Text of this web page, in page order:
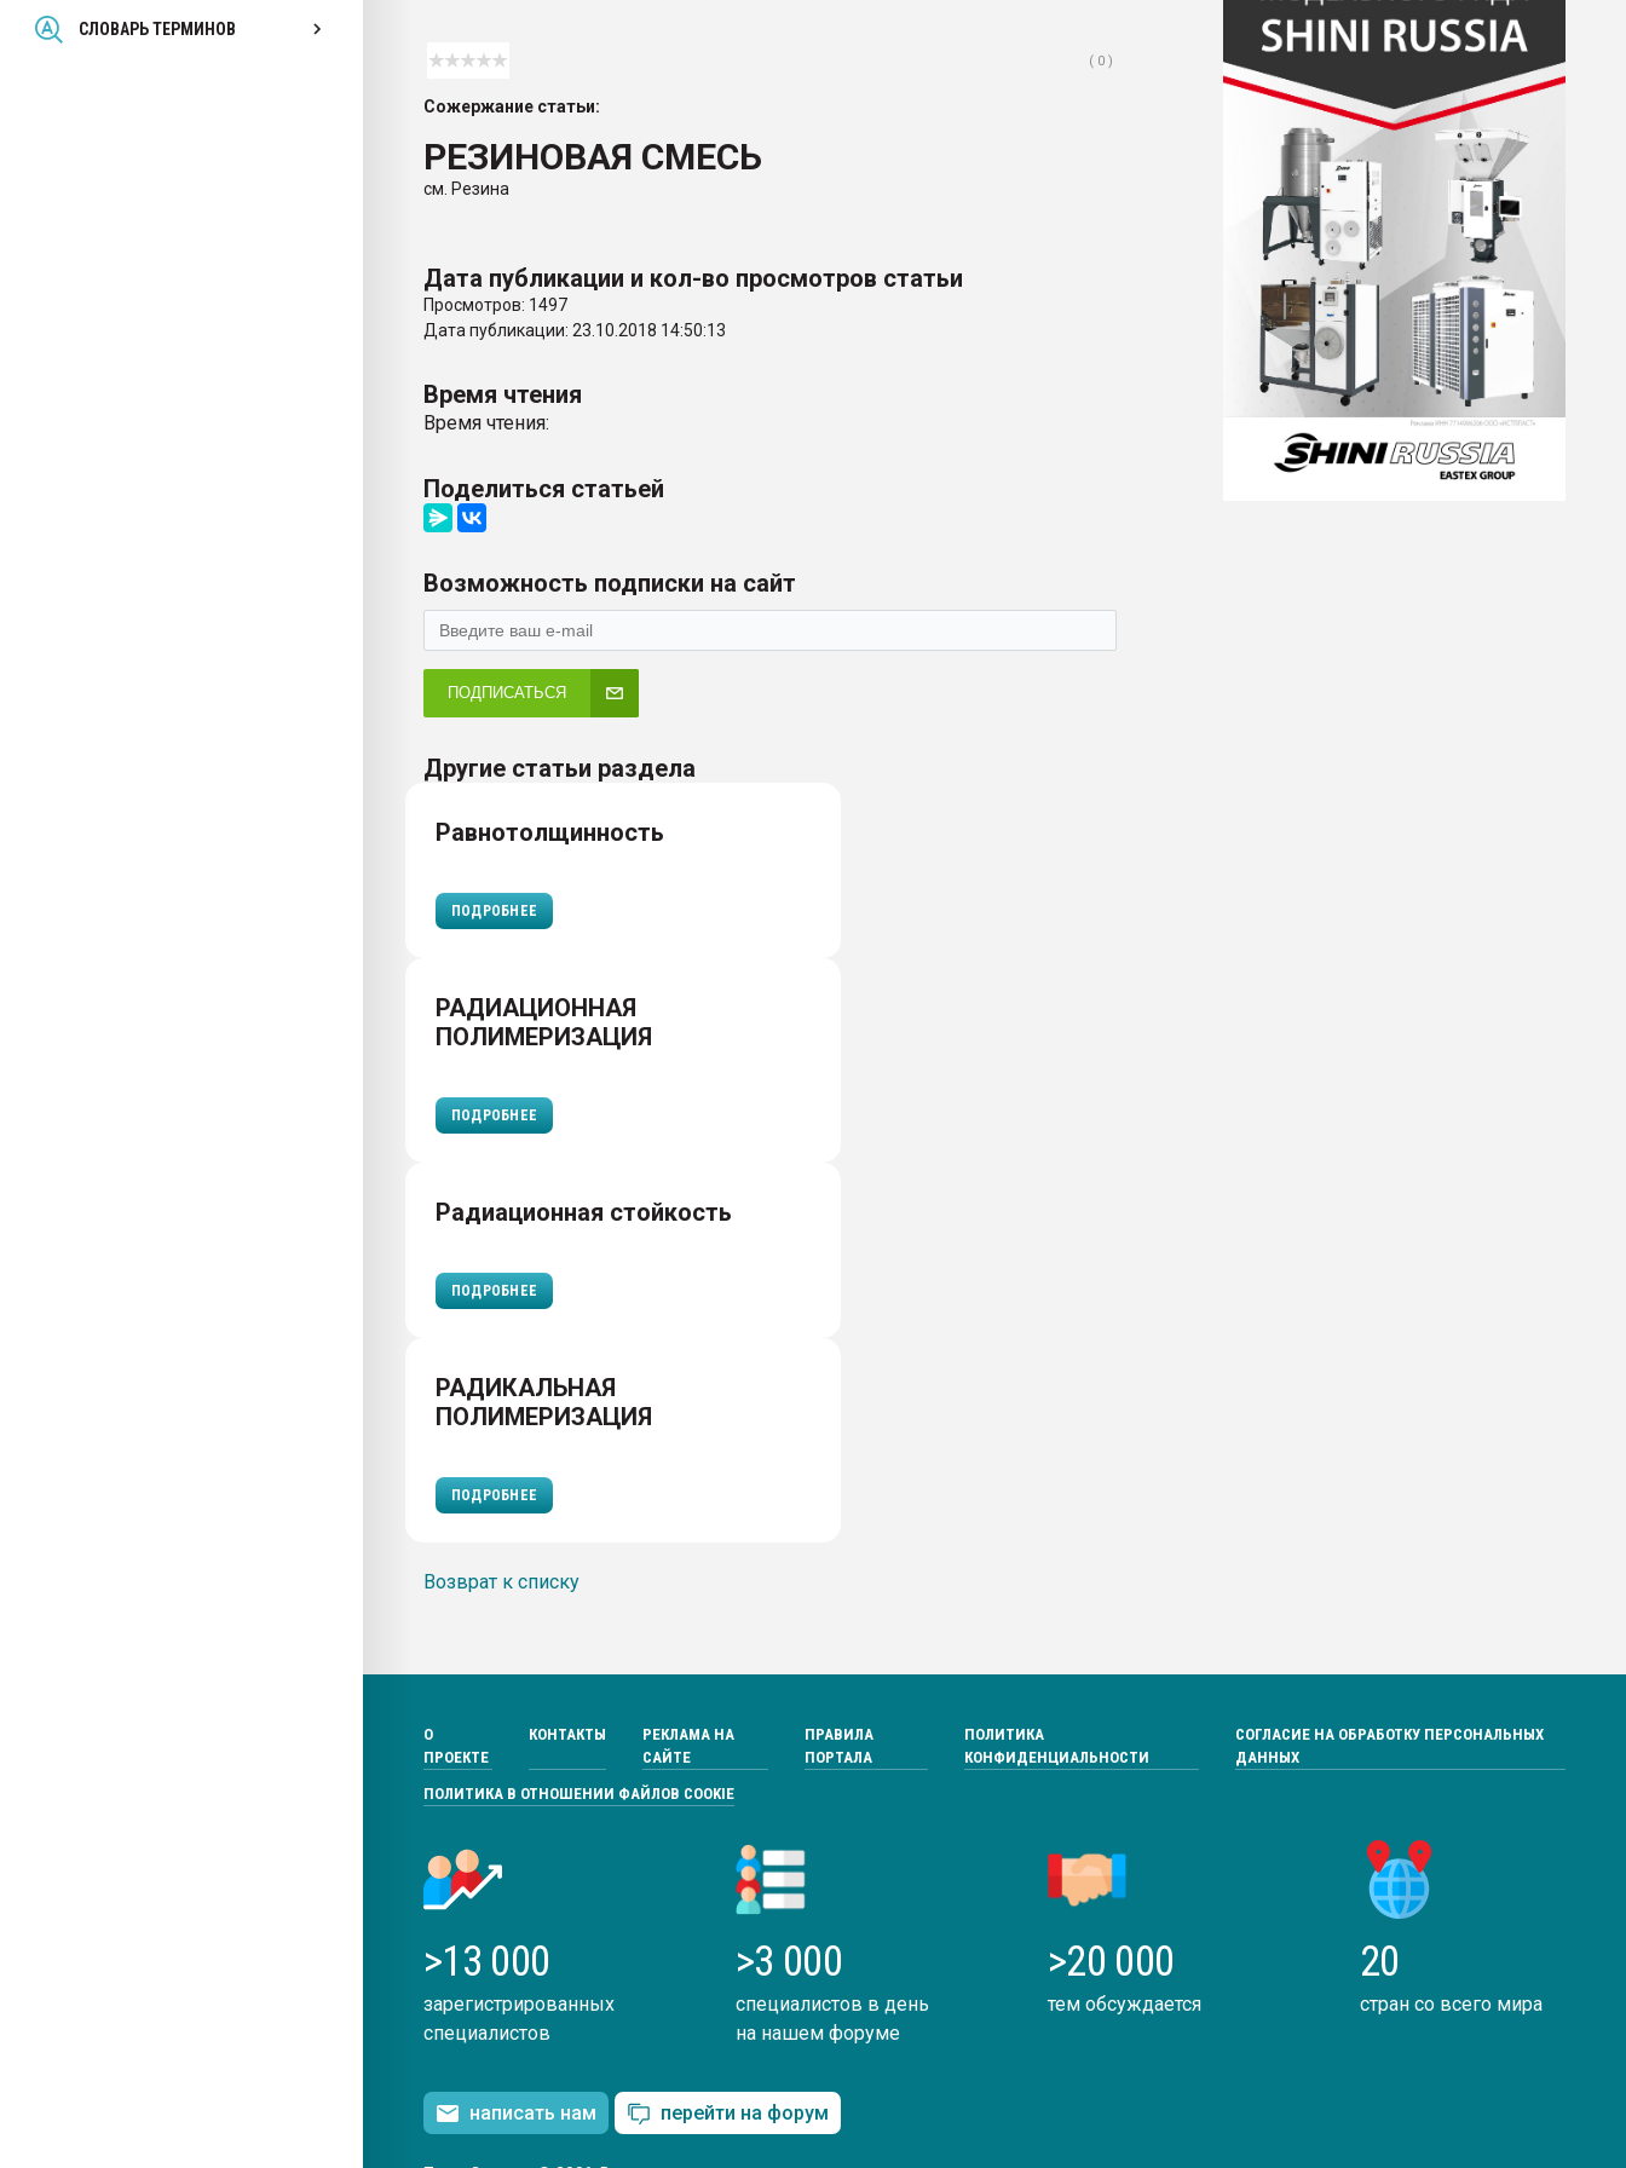
СЛОВАРЬ ТЕРМИНОВ
ПЕРЕЙТИ НА ФОРУМ
( 0 )
Сожержание статьи:
РЕЗИНОВАЯ СМЕСЬ
см. Резина
Дата публикации и кол-во просмотров статьи
Просмотров: 1497
Дата публикации: 23.10.2018 14:50:13
Время чтения
Время чтения:
Поделиться статьей
Возможность подписки на сайт
ПОДПИСАТЬСЯ
Другие статьи раздела
Равнотолщинность
ПОДРОБНЕЕ
РАДИАЦИОННАЯ
ПОЛИМЕРИЗАЦИЯ
ПОДРОБНЕЕ
Радиационная стойкость
ПОДРОБНЕЕ
РАДИКАЛЬНАЯ
ПОЛИМЕРИЗАЦИЯ
ПОДРОБНЕЕ
Возврат к списку
О
ПРОЕКТЕ
КОНТАКТЫ
РЕКЛАМА НА
САЙТЕ
ПРАВИЛА
ПОРТАЛА
ПОЛИТИКА
КОНФИДЕНЦИАЛЬНОСТИ
СОГЛАСИЕ НА ОБРАБОТКУ ПЕРСОНАЛЬНЫХ
ДАННЫХ
ПОЛИТИКА В ОТНОШЕНИИ ФАЙЛОВ COOKIE
>13 000
зарегистрированных
специалистов
>3 000
специалистов в день
на нашем форуме
>20 000
тем обсуждается
20
стран со всего мира
написать нам перейти на форум